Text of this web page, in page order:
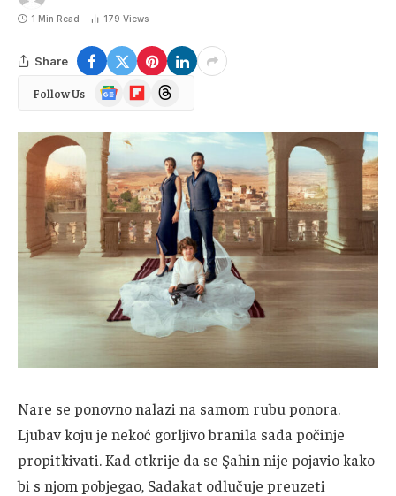
1 Min Read 179 Views
Share
Follow Us
Google
News
FlipboardThreads
Nare se ponovno nalazi na samom rubu ponora.
Ljubav koju je nekoć gorljivo branila sada počinje
propitkivati. Kad otkrije da se Şahin nije pojavio kako
bi s njom pobjegao, Sadakat odlučuje preuzeti